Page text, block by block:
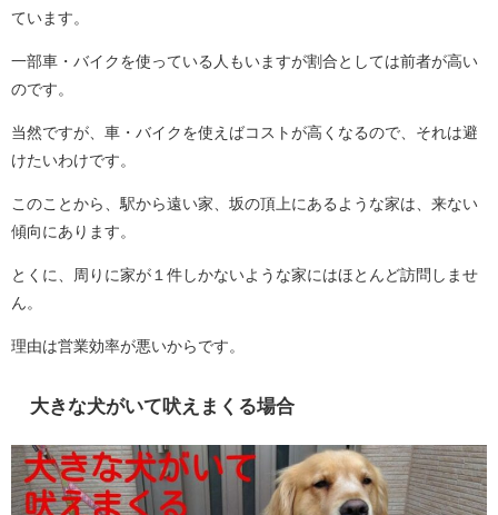
ています。
一部車・バイクを使っている人もいますが割合としては前者が高い
のです。
当然ですが、車・バイクを使えばコストが高くなるので、それは避
けたいわけです。
このことから、駅から遠い家、坂の頂上にあるような家は、来ない
傾向にあります。
とくに、周りに家が１件しかないような家にはほとんど訪問しませ
ん。
理由は営業効率が悪いからです。
大きな犬がいて吠えまくる場合